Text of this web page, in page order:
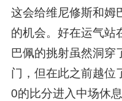
这会给维尼修斯和姆
的机会。好在运气站
巴佩的挑射虽然洞穿
门，但在此之前越位
0的比分进入中场休